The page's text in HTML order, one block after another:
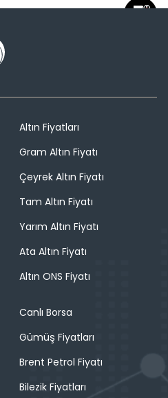
Altın Fiyatları
Gram Altın Fiyatı
Çeyrek Altın Fiyatı
Tam Altın Fiyatı
Yarım Altın Fiyatı
Ata Altın Fiyatı
Altın ONS Fiyatı
Canlı Borsa
Gümüş Fiyatları
Brent Petrol Fiyatı
Bilezik Fiyatları